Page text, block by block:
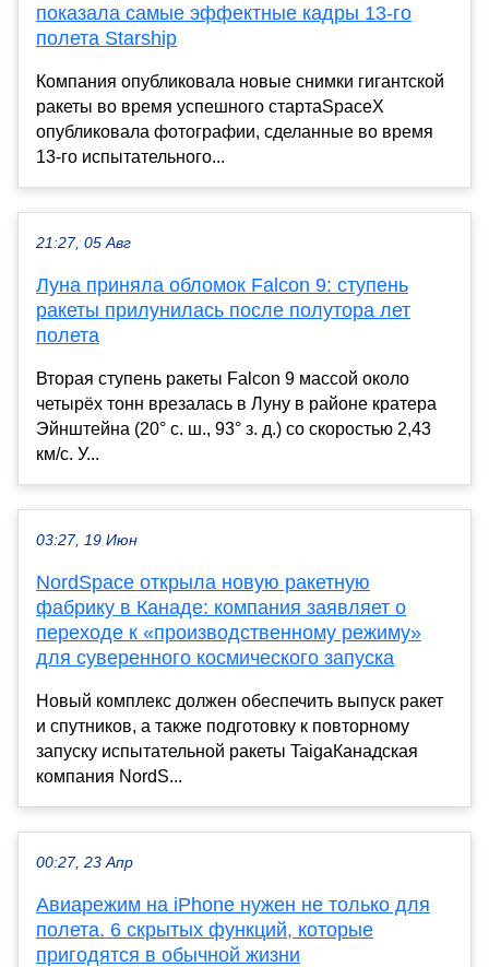
показала самые эффектные кадры 13-го
полета Starship
Компания опубликовала новые снимки гигантской
ракеты во время успешного стартаSpaceX
опубликовала фотографии, сделанные во время
13-го испытательного...
21:27, 05 Авг
Луна приняла обломок Falcon 9: ступень
ракеты прилунилась после полутора лет
полета
Вторая ступень ракеты Falcon 9 массой около
четырёх тонн врезалась в Луну в районе кратера
Эйнштейна (20° с. ш., 93° з. д.) со скоростью 2,43
км/с. У...
03:27, 19 Июн
NordSpace открыла новую ракетную
фабрику в Канаде: компания заявляет о
переходе к «производственному режиму»
для суверенного космического запуска
Новый комплекс должен обеспечить выпуск ракет
и спутников, а также подготовку к повторному
запуску испытательной ракеты TaigaКанадская
компания NordS...
00:27, 23 Апр
Авиарежим на iPhone нужен не только для
полета. 6 скрытых функций, которые
пригодятся в обычной жизни